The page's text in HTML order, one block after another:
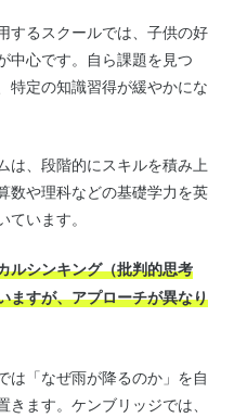
するスクールでは、子供の好
中心です。自ら課題を見つ
特定の知識習得が緩やかにな
は、段階的にスキルを積み上
数や理科などの基礎学力を英
います。
ルシンキング（批判的思考
ますが、アプローチが異なり
は「なぜ雨が降るのか」を自
ます。ケンブリッジでは、